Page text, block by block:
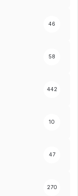
46
58
442
10
47
270